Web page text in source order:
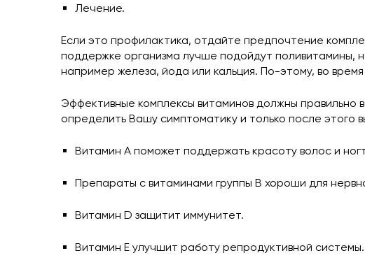
Лечение.
Если это профилактика, отдайте предпочтение
поддержке организма лучше подойдут поливитамины,
например железа, йода или кальция. По-этому, во
Эффективные комплексы витаминов должны правильно
определить Вашу симптоматику и только после этого
Витамин А поможет поддержать красоту волос и
Препараты с витаминами группы B хороши для
Витамин D защитит иммунитет.
Витамин E улучшит работу репродуктивной системы.